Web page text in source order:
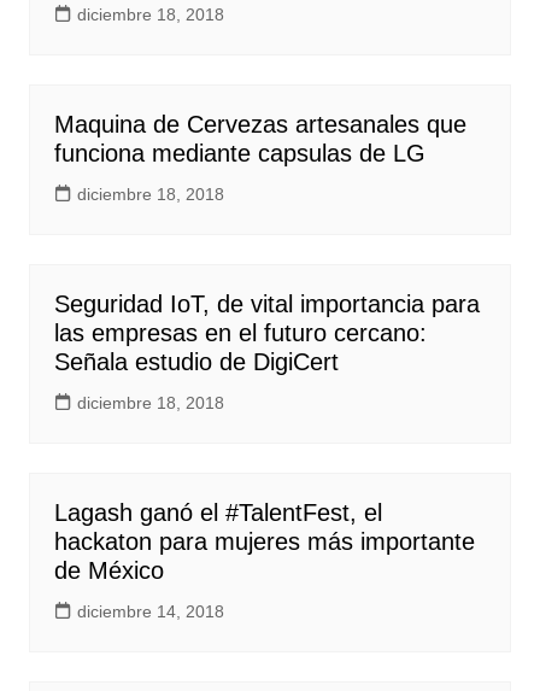
diciembre 18, 2018
Maquina de Cervezas artesanales que
funciona mediante capsulas de LG
diciembre 18, 2018
Seguridad IoT, de vital importancia para
las empresas en el futuro cercano:
Señala estudio de DigiCert
diciembre 18, 2018
Lagash ganó el #TalentFest, el
hackaton para mujeres más importante
de México
diciembre 14, 2018